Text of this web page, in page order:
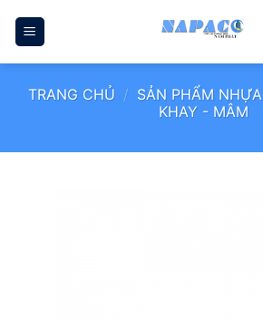
qua
TRANG CHỦ / SẢN PHẨM NHỰA
KHAY - MÂM